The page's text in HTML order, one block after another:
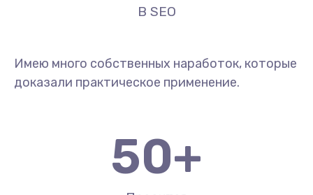
В SEO
Имею много собственных наработок, которые
доказали практическое применение.
50+